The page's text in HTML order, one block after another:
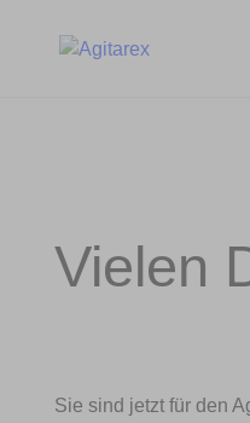
Vielen
Sie sind jetzt für den